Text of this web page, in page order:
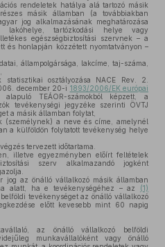
rendeletek hatálya alá tartozó másik
másik államban (a továbbiakban
jog alkalmazásának meghatározása
tartózkodási helye vagy
egészségbiztosítási szervnek – a
és honlapján közzétett nyomtatványon –
állampolgársága, lakcíme, taj-száma,
statisztikai osztályozása NACE Rev. 2.
december 20-i 1893/2006/EK európai
alapuló TEÁOR-számokból képzett, a
tevékenységi jegyzéke szerinti ÖVTJ
a másik államban folytat,
(személynek) a neve és címe, amelynél
a külföldön folytatott tevékenység helye
tervezett időtartama.
illetve egyezményben előírt feltételek
szerv alkalmazandó jogként
jog az önálló vállalkozó másik államban
alatt, ha e tevékenységéhez – az (1)
tevékenységet az önálló vállalkozó
előtt kevesebb mint 60 napig
az önálló vállalkozó belföldi
munkavállalóként vagy önálló